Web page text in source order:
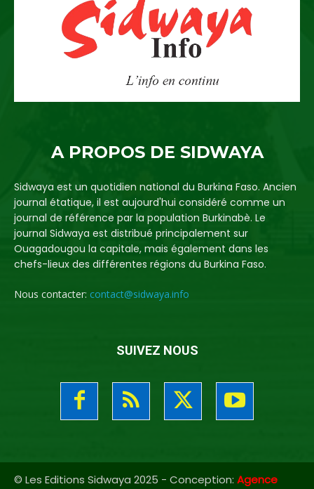
A PROPOS DE SIDWAYA
Sidwaya est un quotidien national du Burkina Faso. Ancien
journal étatique, il est aujourd'hui considéré comme un
journal de référence par la population Burkinabè. Le
journal Sidwaya est distribué principalement sur
Ouagadougou la capitale, mais également dans les
chefs-lieux des différentes régions du Burkina Faso.
Nous contacter: contact@sidwaya.info
SUIVEZ NOUS
© Les Editions Sidwaya 2025 - Conception: Agence